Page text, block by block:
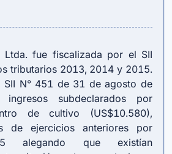
Ltda. fue fiscalizada por el SII
tributarios 2013, 2014 y 2015.
SII N° 451 de 31 de agosto de
ingresos subdeclarados por
de cultivo (US$10.580),
de ejercicios anteriores por
alegando que existían